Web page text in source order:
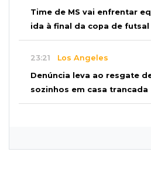
Time de MS vai enfrentar
ida à final da copa de futsal
23:21 Los Angeles
Denúncia leva ao resgate
sozinhos em casa trancada
formação de ciclone bomba